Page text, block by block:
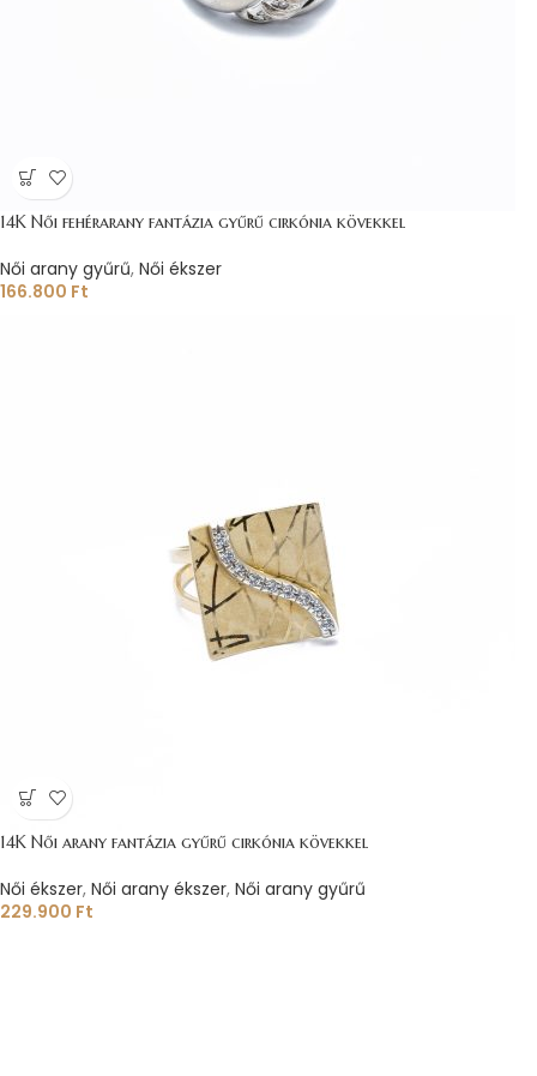
14K Női fehérarany fantázia gyűrű cirkónia kövekkel
Női arany gyűrű, Női ékszer
166.800 Ft
14K Női arany fantázia gyűrű cirkónia kövekkel
Női ékszer, Női arany ékszer, Női arany gyűrű
229.900 Ft